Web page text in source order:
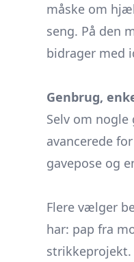
måske om
seng. På den
bidrager med
Genbrug,
Selv om
avancerede
gavepose og
Flere vælger
har: pap fra
strikkeprojekt.